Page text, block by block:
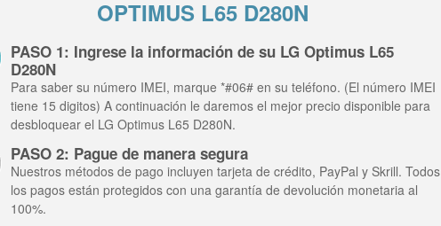
OPTIMUS L65 D280N
PASO 1: Ingrese la información de su LG Optimus L65
D280N
Para saber su número IMEI, marque *#06# en su teléfono. (El número IMEI
tiene 15 digitos) A continuación le daremos el mejor precio disponible para
desbloquear el LG Optimus L65 D280N.
PASO 2: Pague de manera segura
Nuestros métodos de pago incluyen tarjeta de crédito, PayPal y Skrill. Todos
los pagos están protegidos con una garantía de devolución monetaria al
100%.